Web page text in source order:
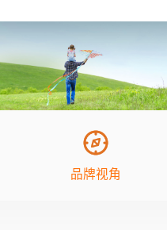
品牌视角